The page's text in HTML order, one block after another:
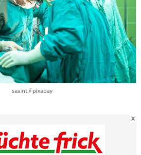
sasint // pixabay
X